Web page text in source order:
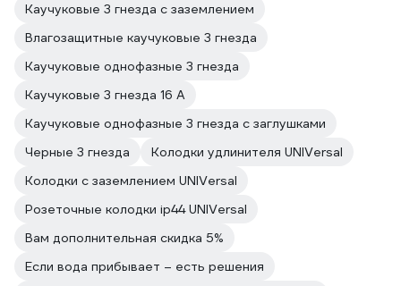
Каучуковые 3 гнезда с заземлением
Влагозащитные каучуковые 3 гнезда
Каучуковые однофазные 3 гнезда
Каучуковые 3 гнезда 16 А
Каучуковые однофазные 3 гнезда с заглушками
Черные 3 гнезда
Колодки удлинителя UNIVersal
Колодки с заземлением UNIVersal
Розеточные колодки ip44 UNIVersal
Вам дополнительная скидка 5%
Если вода прибывает – есть решения